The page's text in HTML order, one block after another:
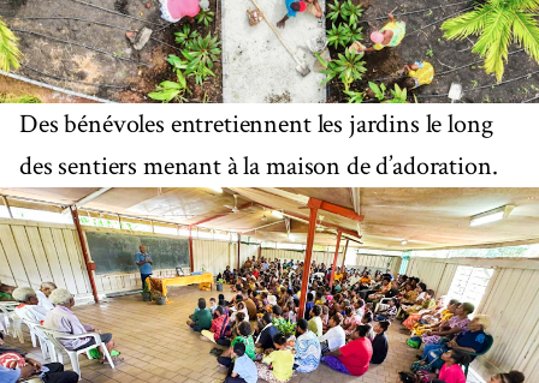
Des bénévoles entretiennent les jardins le long
des sentiers menant à la maison de d’adoration.